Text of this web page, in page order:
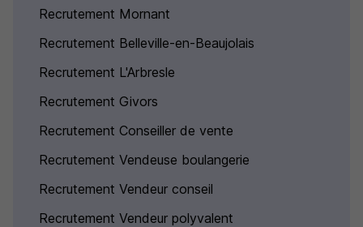
Recrutement Mornant
Recrutement Belleville-en-Beaujolais
Recrutement L'Arbresle
Recrutement Givors
Recrutement Conseiller de vente
Recrutement Vendeuse boulangerie
Recrutement Vendeur conseil
Recrutement Vendeur polyvalent